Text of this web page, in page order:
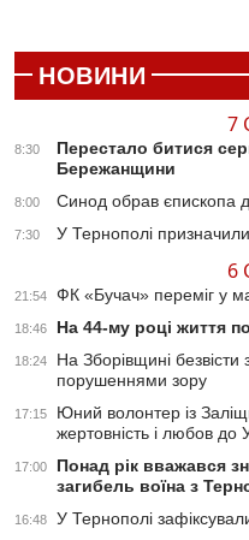
НОВИНИ
7
8:30
Перестало битися
Бережанщини
8:00 Синод обрав єпископа
7:30 У Тернополі
6
21:54 ФК «Бучач» переміг у
18:46 На 44-му році життя
18:24
На Зборівщині безвісти
порушеннями зору
17:15
Юний волонтер із
жертовність і любов до
17:00
Понад рік вважався
загибель воїна з
16:48 У Тернополі